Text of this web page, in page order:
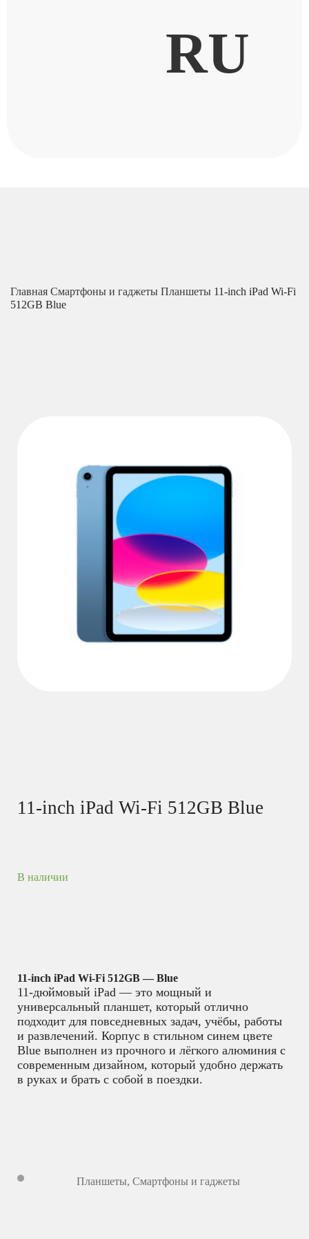
RU
Главная Смартфоны и гаджеты Планшеты 11-inch iPad Wi-Fi
512GB Blue
11-inch iPad Wi-Fi 512GB Blue
В наличии
11-inch iPad Wi-Fi 512GB — Blue
11-дюймовый iPad — это мощный и
универсальный планшет, который отлично
подходит для повседневных задач, учёбы, работы
и развлечений. Корпус в стильном синем цвете
Blue выполнен из прочного и лёгкого алюминия с
современным дизайном, который удобно держать
в руках и брать с собой в поездки.
Планшеты, Смартфоны и гаджеты